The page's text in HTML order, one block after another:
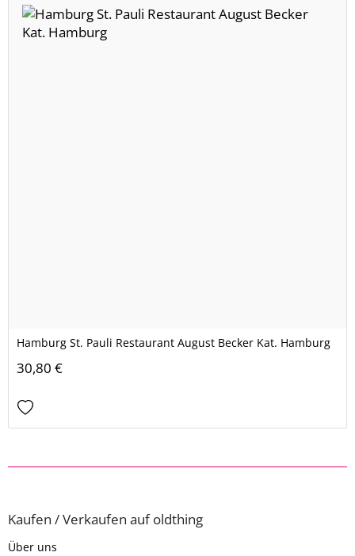
Hamburg St. Pauli Restaurant August Becker Kat. Hamburg
30,80 €
Kaufen / Verkaufen auf oldthing
Über uns